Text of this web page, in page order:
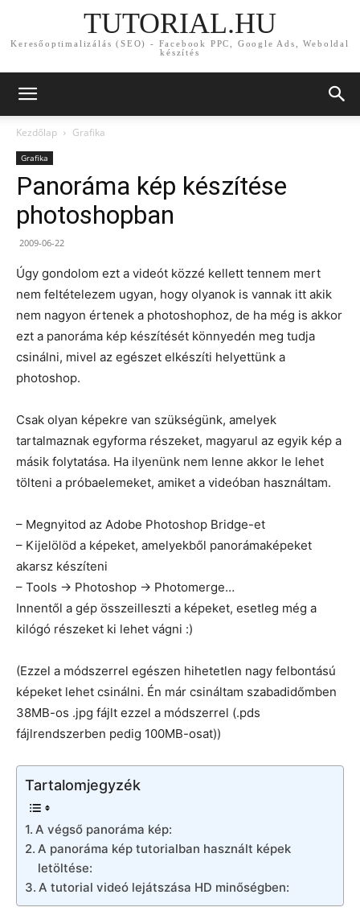
TUTORIAL.HU
Keresőoptimalizálás (SEO) - Facebook PPC, Google Ads, Weboldal
készítés
Kezdőlap Grafika
Grafika
Panoráma kép készítése
photoshopban
2009-06-22
Úgy gondolom ezt a videót közzé kellett tennem mert
nem feltételezem ugyan, hogy olyanok is vannak itt akik
nem nagyon értenek a photoshophoz, de ha még is akkor
ezt a panoráma kép készítését könnyedén meg tudja
csinálni, mivel az egészet elkészíti helyettünk a
photoshop.
Csak olyan képekre van szükségünk, amelyek
tartalmaznak egyforma részeket, magyarul az egyik kép a
másik folytatása. Ha ilyenünk nem lenne akkor le lehet
tölteni a próbaelemeket, amiket a videóban használtam.
– Megnyitod az Adobe Photoshop Bridge-et
– Kijelölöd a képeket, amelyekből panorámaképeket
akarsz készíteni
– Tools -> Photoshop -> Photomerge…
Innentől a gép összeilleszti a képeket, esetleg még a
kilógó részeket ki lehet vágni :)
(Ezzel a módszerrel egészen hihetetlen nagy felbontású
képeket lehet csinálni. Én már csináltam szabadidőmben
38MB-os .jpg fájlt ezzel a módszerrel (.pds
fájlrendszerben pedig 100MB-osat))
Tartalomjegyzék
A végső panoráma kép:
A panoráma kép tutorialban használt képek
letöltése:
A tutorial videó lejátszása HD minőségben: